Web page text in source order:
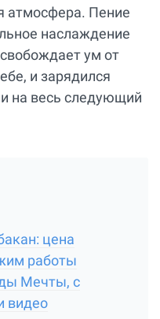
атмосфера. Пение
наслаждение
ум от
и зарядился
на весь следующий
цена
работы
Мечты, с
видео